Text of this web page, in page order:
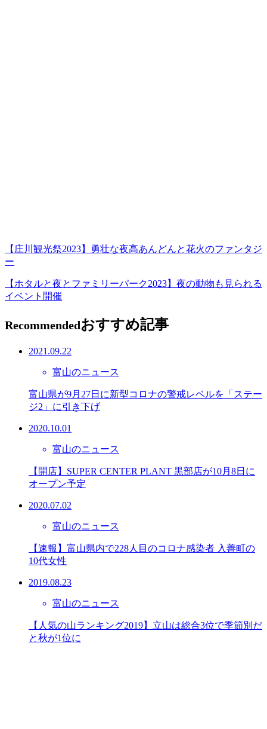
【庄川観光祭2023】勇壮な夜高あんどんと花火のファンタジ
ー
【ホタルと夜とファミリーパーク2023】夜の動物も見られる
イベント開催
Recommendedおすすめ記事
2021.09.22
富山のニュース
富山県が9月27日に新型コロナの警戒レベルを「ステー
ジ2」に引き下げ
2020.10.01
富山のニュース
【開店】SUPER CENTER PLANT 黒部店が10月8日に
オープン予定
2020.07.02
富山のニュース
【速報】富山県内で228人目のコロナ感染者 入善町の
10代女性
2019.08.23
富山のニュース
【人気の山ランキング2019】立山は総合3位で季節別だ
と秋が1位に